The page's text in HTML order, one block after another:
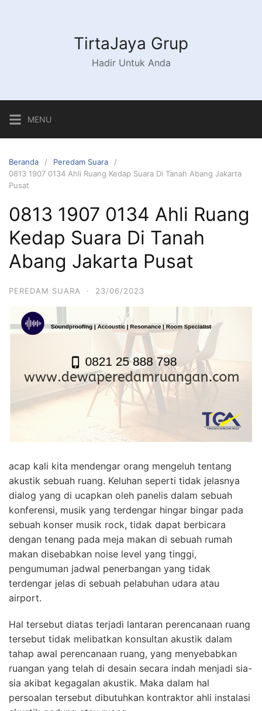
TirtaJaya Grup
Hadir Untuk Anda
MENU
Beranda
Peredam Suara
0813 1907 0134 Ahli Ruang Kedap Suara Di Tanah Abang Jakarta
Pusat
0813 1907 0134 Ahli Ruang
Kedap Suara Di Tanah
Abang Jakarta Pusat
PEREDAM SUARA · 23/06/2023
acap kali kita mendengar orang mengeluh tentang
akustik sebuah ruang. Keluhan seperti tidak jelasnya
dialog yang di ucapkan oleh panelis dalam sebuah
konferensi, musik yang terdengar hingar bingar pada
sebuah konser musik rock, tidak dapat berbicara
dengan tenang pada meja makan di sebuah rumah
makan disebabkan noise level yang tinggi,
pengumuman jadwal penerbangan yang tidak
terdengar jelas di sebuah pelabuhan udara atau
airport.
Hal tersebut diatas terjadi lantaran perencanaan ruang
tersebut tidak melibatkan konsultan akustik dalam
tahap awal perencanaan ruang, yang menyebabkan
ruangan yang telah di desain secara indah menjadi sia-
sia akibat kegagalan akustik. Maka dalam hal
persoalan tersebut dibutuhkan kontraktor ahli instalasi